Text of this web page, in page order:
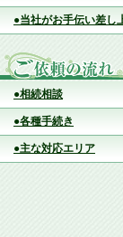
●当社がお手伝い差し
●相続相談
●各種手続き
●主な対応エリア